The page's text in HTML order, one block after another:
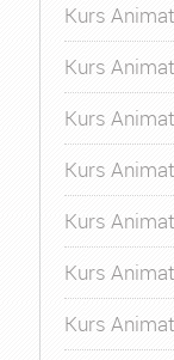
Kurs
Kurs
Kurs
Kurs
Kurs
Kurs
Kurs